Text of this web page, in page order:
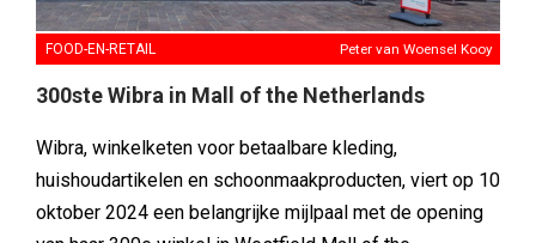
FOOD-EN-RETAIL Peter van Woensel Kooy
300ste Wibra in Mall of the Netherlands
Wibra, winkelketen voor betaalbare kleding,
huishoudartikelen en schoonmaakproducten, viert op 10
oktober 2024 een belangrijke mijlpaal met de opening